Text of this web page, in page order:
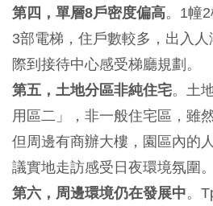
第四，單層8戶密度偏高。1幢
3部電梯，住戶數較多，出入
際到接待中心感受梯廳規劃。
第五，土地分區非純住宅。土
用區二」，非一般住宅區，雖
但周邊有商辦大樓，園區內的
議實地走訪感受日夜環境氛圍。
第六，周邊環境仍在發展中。